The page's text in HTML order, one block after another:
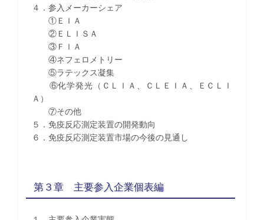
４．参入メーカーシェア
①ＥＩＡ
②ＥＬＩＳＡ
③ＦＩＡ
④ネフェロメトリー
⑤ラテックス凝集
⑥化学発光（ＣＬＩＡ、ＣＬＥＩＡ、ＥＣＬＩ
Ａ）
⑦その他
５．免疫反応測定装置の開発動向
６．免疫反応測定装置市場の今後の見通し
第３章 主要参入企業個表編